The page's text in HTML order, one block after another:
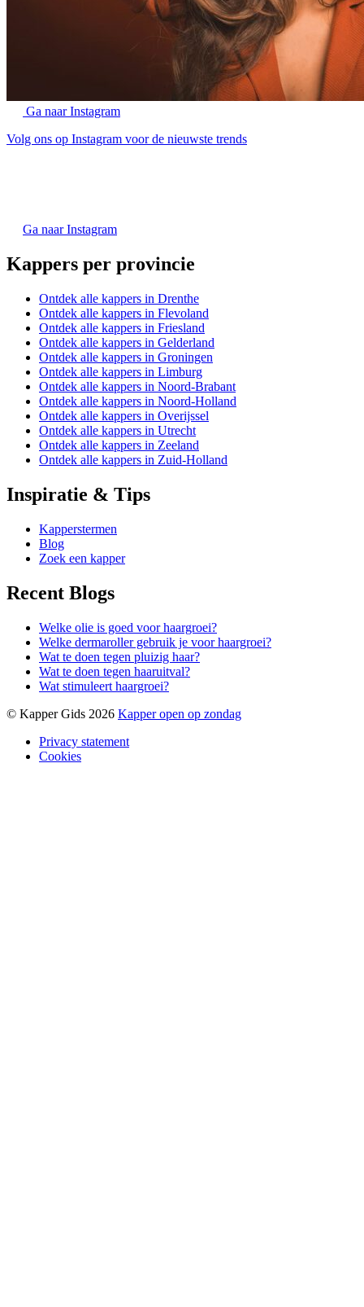
Ga naar Instagram
Volg ons op Instagram voor de nieuwste trends
Ga naar Instagram
Kappers per provincie
Ontdek alle kappers in Drenthe
Ontdek alle kappers in Flevoland
Ontdek alle kappers in Friesland
Ontdek alle kappers in Gelderland
Ontdek alle kappers in Groningen
Ontdek alle kappers in Limburg
Ontdek alle kappers in Noord-Brabant
Ontdek alle kappers in Noord-Holland
Ontdek alle kappers in Overijssel
Ontdek alle kappers in Utrecht
Ontdek alle kappers in Zeeland
Ontdek alle kappers in Zuid-Holland
Inspiratie & Tips
Kapperstermen
Blog
Zoek een kapper
Recent Blogs
Welke olie is goed voor haargroei?
Welke dermaroller gebruik je voor haargroei?
Wat te doen tegen pluizig haar?
Wat te doen tegen haaruitval?
Wat stimuleert haargroei?
© Kapper Gids 2026 Kapper open op zondag
Privacy statement
Cookies